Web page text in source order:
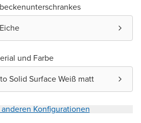
und Farbe
Solid Surface Weiß matt
Konfigurationen